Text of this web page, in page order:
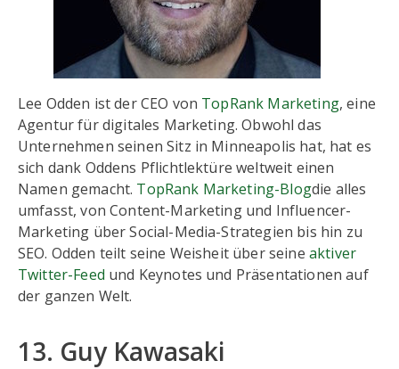
Lee Odden ist der CEO von TopRank Marketing, eine
Agentur für digitales Marketing. Obwohl das
Unternehmen seinen Sitz in Minneapolis hat, hat es
sich dank Oddens Pflichtlektüre weltweit einen
Namen gemacht. TopRank Marketing-Blogdie alles
umfasst, von Content-Marketing und Influencer-
Marketing über Social-Media-Strategien bis hin zu
SEO. Odden teilt seine Weisheit über seine aktiver
Twitter-Feed und Keynotes und Präsentationen auf
der ganzen Welt.
13. Guy Kawasaki